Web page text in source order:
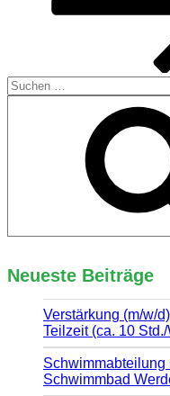
Suchen
nach:
Neueste Beiträge
Verstärkung (m/w/
Teilzeit (ca. 10
Schwimmabteilung
Schwimmbad